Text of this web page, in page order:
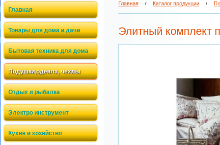
Главная
Товары для дома и дачи
Бытовая техника для дома
Подушки,одеяла, чехлы
Отдых и рыбалка
Электро инструмент
Кухня и хозяйство
Главная / Каталог продукции /
Элитный комплект